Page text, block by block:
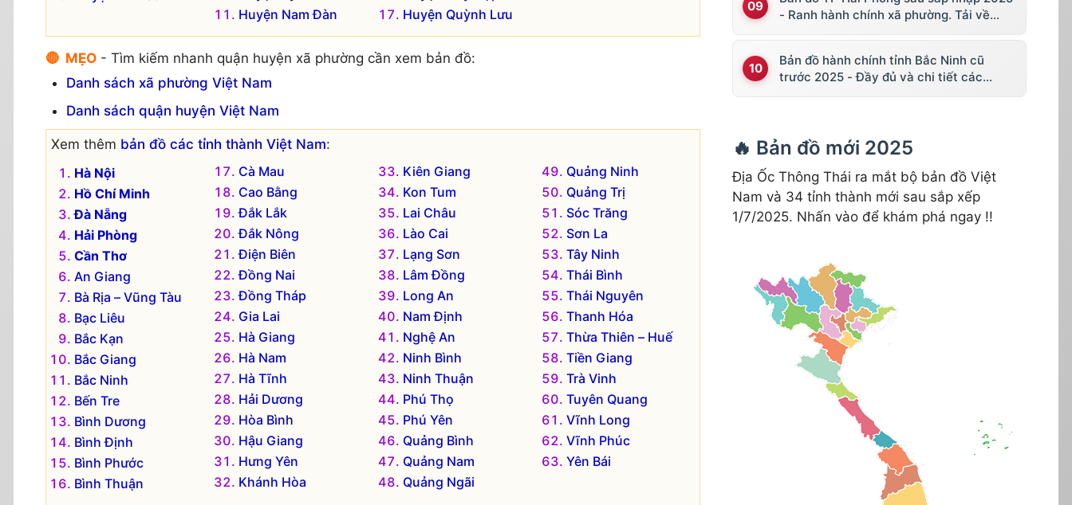
Huyện Nam Đàn
Huyện Quỳnh Lưu
🔴 MẸO - Tìm kiếm nhanh quận huyện xã phường cần xem bản đồ:
Danh sách xã phường Việt Nam
Danh sách quận huyện Việt Nam
Xem thêm bản đồ các tỉnh thành Việt Nam:
Hà Nội
Hồ Chí Minh
Đà Nẵng
Hải Phòng
Cần Thơ
An Giang
Bà Rịa – Vũng Tàu
Bạc Liêu
Bắc Kạn
Bắc Giang
Bắc Ninh
Bến Tre
Bình Dương
Bình Định
Bình Phước
Bình Thuận
Cà Mau
Cao Bằng
Đắk Lắk
Đắk Nông
Điện Biên
Đồng Nai
Đồng Tháp
Gia Lai
Hà Giang
Hà Nam
Hà Tĩnh
Hải Dương
Hòa Bình
Hậu Giang
Hưng Yên
Khánh Hòa
Kiên Giang
Kon Tum
Lai Châu
Lào Cai
Lạng Sơn
Lâm Đồng
Long An
Nam Định
Nghệ An
Ninh Bình
Ninh Thuận
Phú Thọ
Phú Yên
Quảng Bình
Quảng Nam
Quảng Ngãi
Quảng Ninh
Quảng Trị
Sóc Trăng
Sơn La
Tây Ninh
Thái Bình
Thái Nguyên
Thanh Hóa
Thừa Thiên – Huế
Tiền Giang
Trà Vinh
Tuyên Quang
Vĩnh Long
Vĩnh Phúc
Yên Bái
- Ranh hành chính xã phường. Tải về
Bản đồ hành chính tỉnh Bắc Ninh cũ
trước 2025 - Đầy đủ và chi tiết các
🔥 Bản đồ mới 2025
Địa Ốc Thông Thái ra mắt bộ bản đồ Việt
Nam và 34 tỉnh thành mới sau sắp xếp
1/7/2025. Nhấn vào để khám phá ngay !!